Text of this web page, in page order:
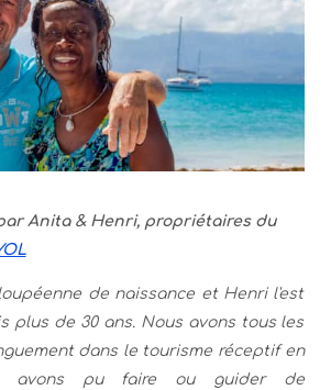
Anita & Henri, propriétaires du
de naissance et Henri l'est
plus de 30 ans. Nous avons tous les
dans le tourisme réceptif en
avons pu faire ou guider de